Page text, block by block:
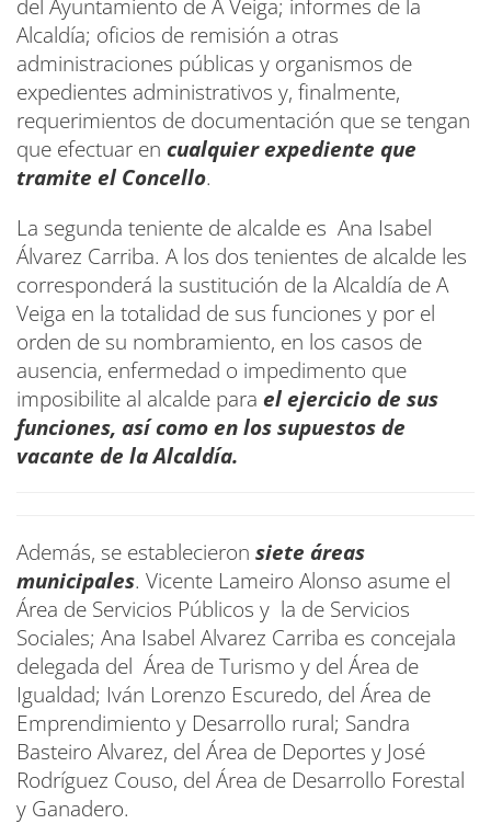
del Ayuntamiento de A Veiga; informes de la
Alcaldía; oficios de remisión a otras
administraciones públicas y organismos de
expedientes administrativos y, finalmente,
requerimientos de documentación que se tengan
que efectuar en cualquier expediente que
tramite el Concello.
La segunda teniente de alcalde es Ana Isabel
Álvarez Carriba. A los dos tenientes de alcalde les
corresponderá la sustitución de la Alcaldía de A
Veiga en la totalidad de sus funciones y por el
orden de su nombramiento, en los casos de
ausencia, enfermedad o impedimento que
imposibilite al alcalde para el ejercicio de sus
funciones, así como en los supuestos de
vacante de la Alcaldía.
Además, se establecieron siete áreas
municipales. Vicente Lameiro Alonso asume el
Área de Servicios Públicos y la de Servicios
Sociales; Ana Isabel Alvarez Carriba es concejala
delegada del Área de Turismo y del Área de
Igualdad; Iván Lorenzo Escuredo, del Área de
Emprendimiento y Desarrollo rural; Sandra
Basteiro Alvarez, del Área de Deportes y José
Rodríguez Couso, del Área de Desarrollo Forestal
y Ganadero.